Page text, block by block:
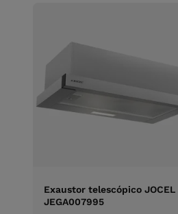
Exaustor telescópico JOCEL
JEGA007995